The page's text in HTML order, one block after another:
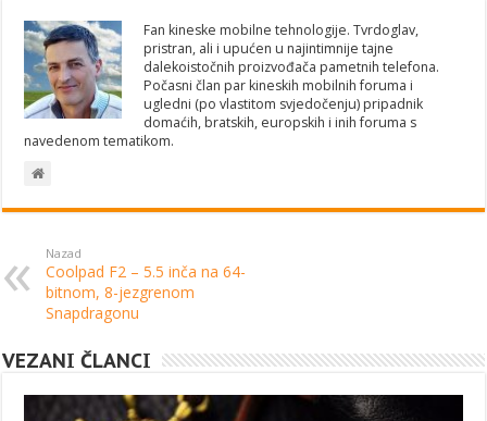
Fan kineske mobilne tehnologije. Tvrdoglav,
pristran, ali i upućen u najintimnije tajne
dalekoistočnih proizvođača pametnih telefona.
Počasni član par kineskih mobilnih foruma i
ugledni (po vlastitom svjedočenju) pripadnik
domaćih, bratskih, europskih i inih foruma s
navedenom tematikom.
Nazad
Coolpad F2 – 5.5 inča na 64-
bitnom, 8-jezgrenom
Snapdragonu
VEZANI ČLANCI